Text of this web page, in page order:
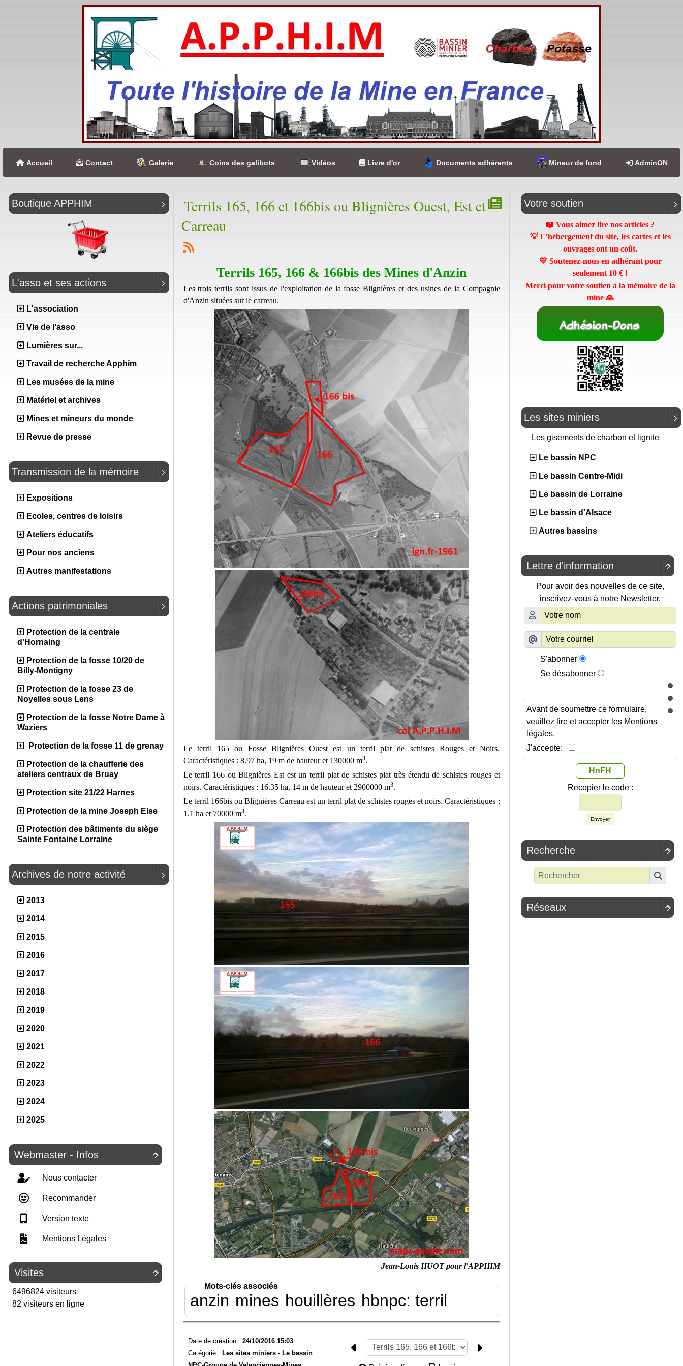
Accueil Contact Galerie Coins des galibots Vidéos Livre d'or Documents adhérents Mineur de fond AdminON
Boutique APPHIM
L'asso et ses actions
L'association
Vie de l'asso
Lumières sur...
Travail de recherche Apphim
Les musées de la mine
Matériel et archives
Mines et mineurs du monde
Revue de presse
Transmission de la mémoire
Expositions
Ecoles, centres de loisirs
Ateliers éducatifs
Pour nos anciens
Autres manifestations
Actions patrimoniales
Protection de la centrale
d'Hornaing
Protection de la fosse 10/20 de
Billy-Montigny
Protection de la fosse 23 de
Noyelles sous Lens
Protection de la fosse Notre Dame à
Waziers
Protection de la fosse 11 de grenay
Protection de la chaufferie des
ateliers centraux de Bruay
Protection site 21/22 Harnes
Protection de la mine Joseph Else
Protection des bâtiments du siège
Sainte Fontaine Lorraine
Archives de notre activité
2013
2014
2015
2016
2017
2018
2019
2020
2021
2022
2023
2024
2025

Webmaster - Infos
Nous contacter
Recommander
Version texte
Mentions Légales

Visites
6496824 visiteurs
82 visiteurs en ligne
Terrils 165, 166 et 166bis ou Blignières Ouest, Est et
Carreau
Terrils 165, 166 & 166bis des Mines d'Anzin
Les trois terrils sont issus de l'exploitation de la fosse Blignières et des usines de la Compagnie
d'Anzin situées sur le carreau.
Le terril 165 ou Fosse Blignières Ouest est un terril plat de schistes Rouges et Noirs.
Caractéristiques : 8.97 ha, 19 m de hauteur et 130000 m3.
Le terril 166 ou Blignières Est est un terril plat de schistes plat très étendu de schistes rouges et
noirs. Caractéristiques : 16.35 ha, 14 m de hauteur et 2900000 m3.
Le terril 166bis ou Blignières Carreau est un terril plat de schistes rouges et noirs. Caractéristiques :
1.1 ha et 70000 m3.
Jean-Louis HUOT pour l'APPHIM
Mots-clés associés
anzin mines houillères hbnpc: terril
Date de création : 24/10/2016 15:03
Catégorie : Les sites miniers - Le bassin
Votre soutien
📖 Vous aimez lire nos articles ?
💡 L’hébergement du site, les cartes et les
ouvrages ont un coût.
💛 Soutenez-nous en adhérant pour
seulement 10 € !
Merci pour votre soutien à la mémoire de la
mine 🙏
Les sites miniers
Les gisements de charbon et lignite
Le bassin NPC
Le bassin Centre-Midi
Le bassin de Lorraine
Le bassin d'Alsace
Autres bassins

Lettre d'information
Pour avoir des nouvelles de ce site,
inscrivez-vous à notre Newsletter.
S'abonner
Se désabonner
Avant de soumettre ce formulaire,
veuillez lire et accepter les Mentions
légales.
J'accepte:
HnFH
Recopier le code :
Envoyer

Recherche

Réseaux